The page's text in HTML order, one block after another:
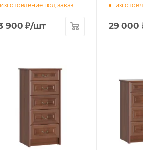
изготовление под заказ
900 ₽/шт 29 000